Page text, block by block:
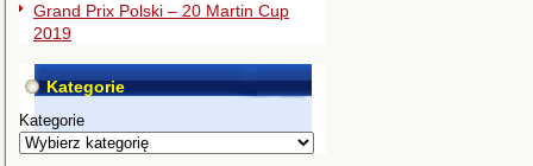
Grand Prix Polski – 20 Martin Cup
2019
Kategorie
Kategorie